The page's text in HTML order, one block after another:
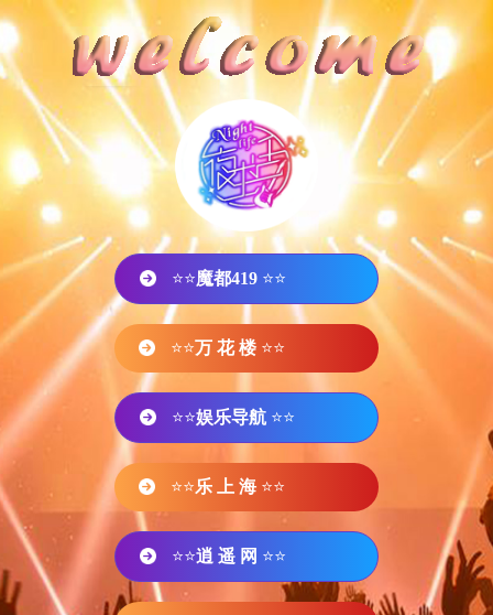
⭐⭐魔都419 ⭐⭐
⭐⭐万 花 楼 ⭐⭐
⭐⭐娱乐导航 ⭐⭐
⭐⭐乐 上 海 ⭐⭐
⭐⭐逍 遥 网 ⭐⭐